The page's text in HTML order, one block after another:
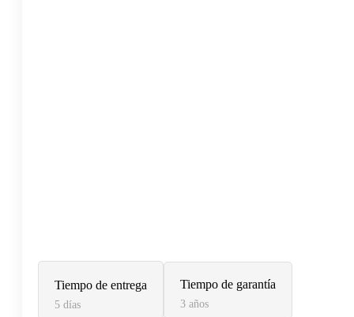
Tiempo de entrega
5 días
Tiempo de garantía
3 años